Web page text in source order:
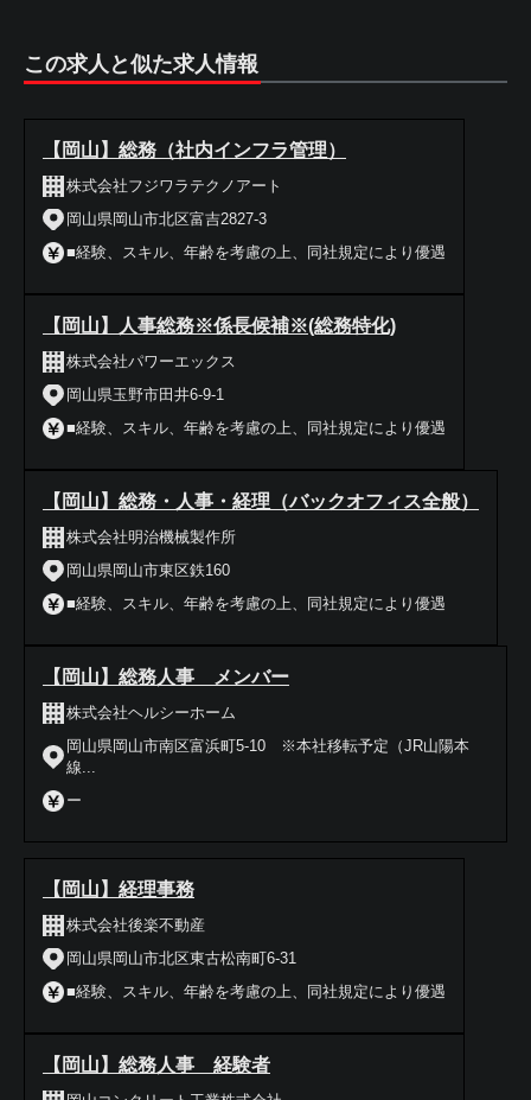
この求人と似た求人情報
【岡山】総務（社内インフラ管理）
株式会社フジワラテクノアート
岡山県岡山市北区富吉2827-3
■経験、スキル、年齢を考慮の上、同社規定により優遇
【岡山】人事総務※係長候補※(総務特化)
株式会社パワーエックス
岡山県玉野市田井6-9-1
■経験、スキル、年齢を考慮の上、同社規定により優遇
【岡山】総務・人事・経理（バックオフィス全般）
株式会社明治機械製作所
岡山県岡山市東区鉄160
■経験、スキル、年齢を考慮の上、同社規定により優遇
【岡山】総務人事 メンバー
株式会社ヘルシーホーム
岡山県岡山市南区富浜町5-10 ※本社移転予定（JR山陽本
線...
ー
【岡山】経理事務
株式会社後楽不動産
岡山県岡山市北区東古松南町6-31
■経験、スキル、年齢を考慮の上、同社規定により優遇
【岡山】総務人事 経験者